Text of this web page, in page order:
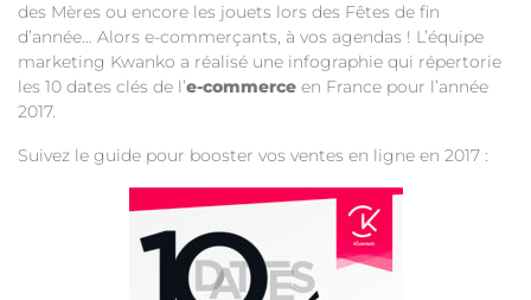
des Mères ou encore les jouets lors des Fêtes de fin
d’année… Alors e-commerçants, à vos agendas ! L’équipe
marketing Kwanko a réalisé une infographie qui répertorie
les 10 dates clés de l’e-commerce en France pour l’année
2017.
Suivez le guide pour booster vos ventes en ligne en 2017 :